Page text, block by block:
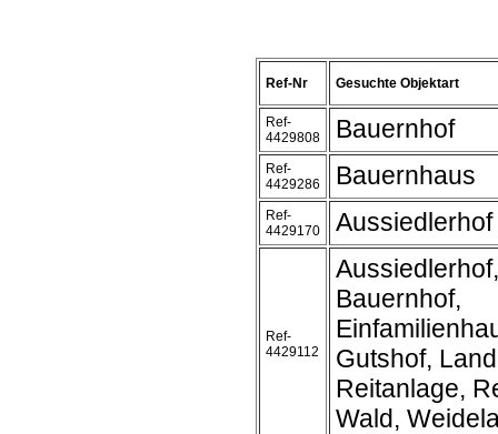
Ref-Nr Gesuchte Objektart
Ref-
4429808
Bauernhof
Ref-
4429286
Bauernhaus
Ref-
4429170
Aussiedlerhof
Ref-
4429112
Bauernhof,
Gutshof,
Reitanlage,
Wald,